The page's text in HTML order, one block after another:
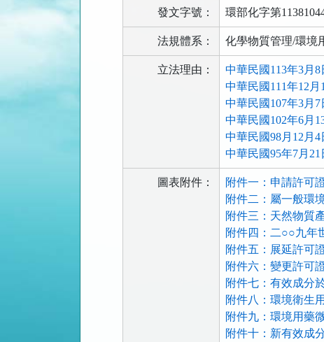
發文字號： 環部化字第
法規體系： 化學物質管理/環境
立法理由：
中華民國113年3月
中華民國111年12
中華民國107年3月
中華民國102年6月
中華民國98月12月
中華民國95年7月
圖表附件：
附件一：申請許可
附件二：屬一般環
附件三：天然物質
附件四：二○○九年
附件五：展延許可
附件六：變更許可
附件七：有效成分
附件八：環境衛生
附件九：環境用藥
附件十：新有效成